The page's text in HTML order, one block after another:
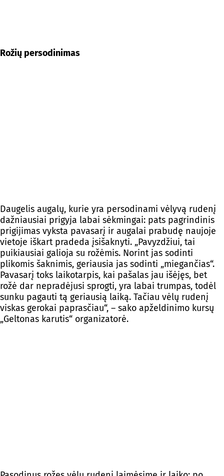
Rožių persodinimas
Daugelis augalų, kurie yra persodinami vėlyvą rudenį
dažniausiai prigyja labai sėkmingai: pats pagrindinis
prigijimas vyksta pavasarį ir augalai prabudę naujoje
vietoje iškart pradeda įsišaknyti. „Pavyzdžiui, tai
puikiausiai galioja su rožėmis. Norint jas sodinti
plikomis šaknimis, geriausia jas sodinti „miegančias“.
Pavasarį toks laikotarpis, kai pašalas jau išėjęs, bet
rožė dar nepradėjusi sprogti, yra labai trumpas, todėl
sunku pagauti tą geriausią laiką. Tačiau vėlų rudenį
viskas gerokai paprasčiau“, – sako apželdinimo kursų
„Geltonas karutis“ organizatorė.